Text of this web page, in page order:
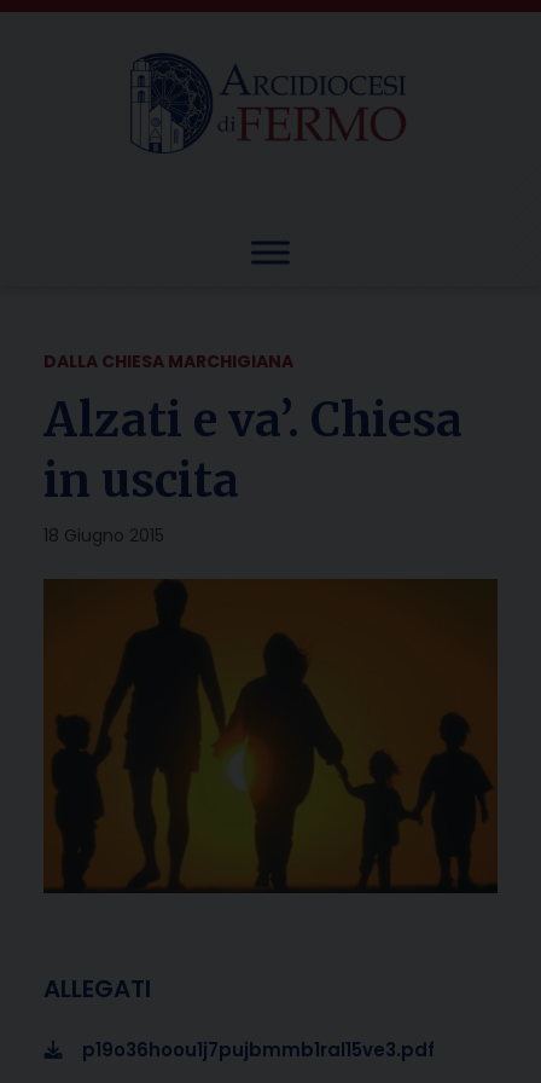
Skip
DALLA CHIESA MARCHIGIANA
Alzati e va’. Chiesa
in uscita
18 Giugno 2015
ALLEGATI
p19o36hoou1j7pujbmmb1ral15ve3.pdf